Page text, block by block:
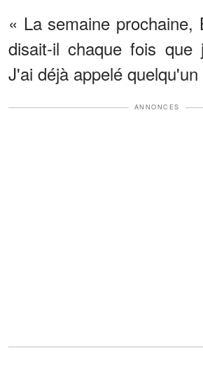
« La semaine prochaine,
disait-il chaque fois que
J'ai déjà appelé quelqu'un
ANNONCES